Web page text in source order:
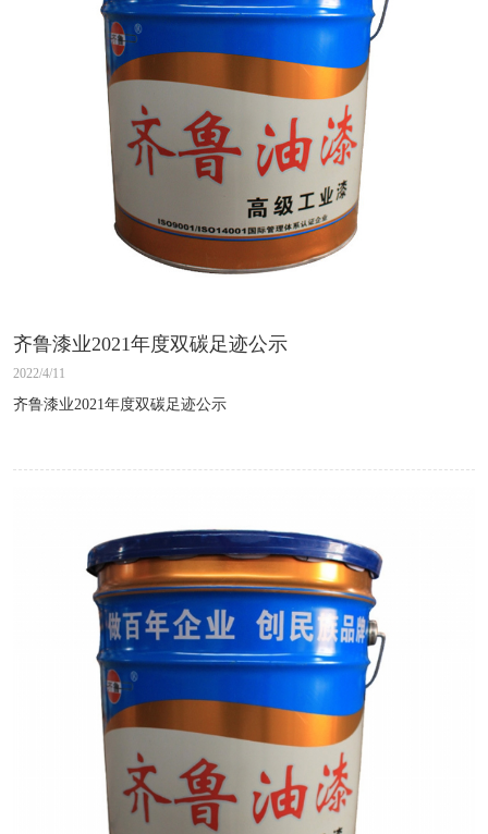
齐鲁漆业2021年度双碳足迹公示
2022/4/11
齐鲁漆业2021年度双碳足迹公示